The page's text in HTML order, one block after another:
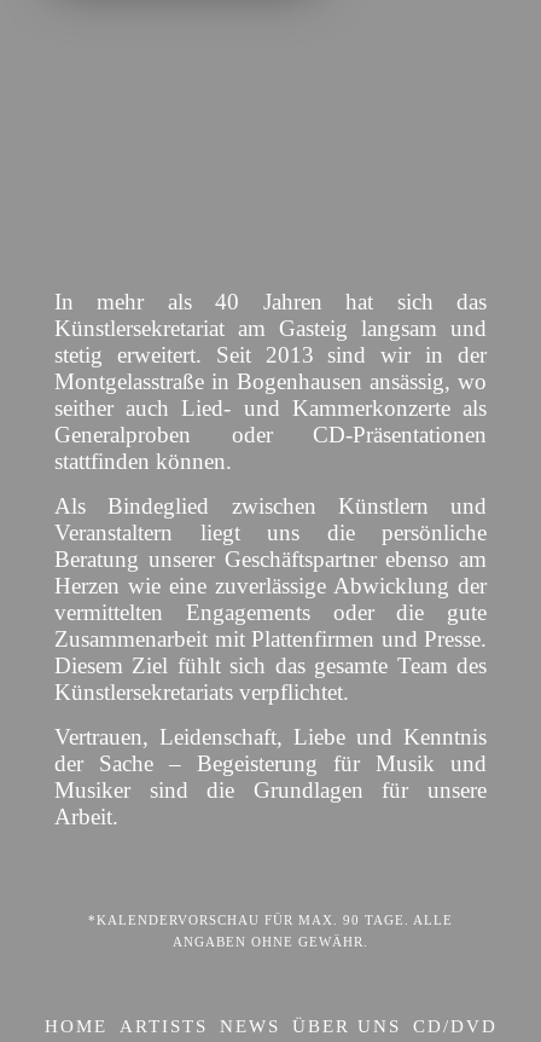
In mehr als 40 Jahren hat sich das
Künstlersekretariat am Gasteig langsam und
stetig erweitert. Seit 2013 sind wir in der
Montgelasstraße in Bogenhausen ansässig, wo
seither auch Lied- und Kammerkonzerte als
Generalproben oder CD-Präsentationen
stattfinden können.
Als Bindeglied zwischen Künstlern und
Veranstaltern liegt uns die persönliche
Beratung unserer Geschäftspartner ebenso am
Herzen wie eine zuverlässige Abwicklung der
vermittelten Engagements oder die gute
Zusammenarbeit mit Plattenfirmen und Presse.
Diesem Ziel fühlt sich das gesamte Team des
Künstlersekretariats verpflichtet.
Vertrauen, Leidenschaft, Liebe und Kenntnis
der Sache – Begeisterung für Musik und
Musiker sind die Grundlagen für unsere
Arbeit.
*KALENDERVORSCHAU FÜR MAX. 90 TAGE. ALLE
ANGABEN OHNE GEWÄHR.
HOME ARTISTS NEWS ÜBER UNS CD/DVD